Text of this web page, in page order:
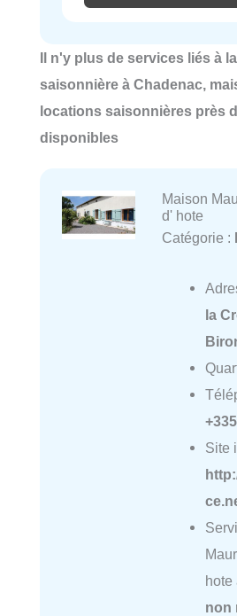
Il n'y plus de services liés à
saisonnière à Chadenac,
locations saisonnières près
disponibles
Maison
d' hote
Catégorie :
la
Site
hote
non